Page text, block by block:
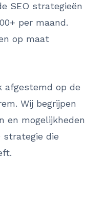
SEO strategieën
per maand.
op maat
afgestemd op de
Wij begrijpen
en mogelijkheden
strategie die